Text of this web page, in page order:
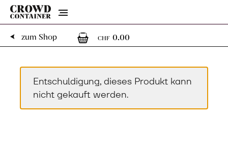
Menu
zum Shop
CHF 0.00
Entschuldigung, dieses Produkt kann
nicht gekauft werden.